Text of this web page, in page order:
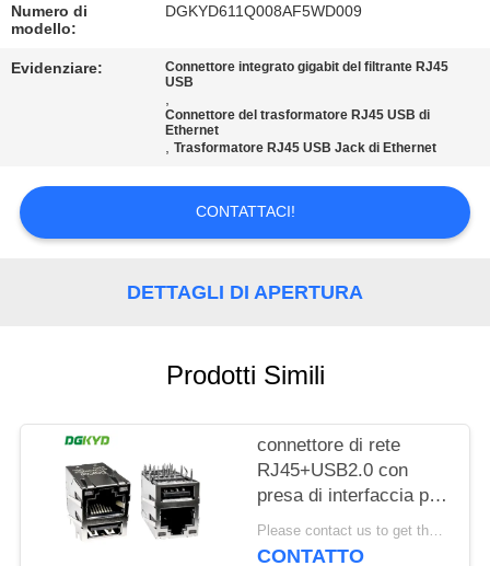
CONTATTICI
RICHIEDA
CITAZIONE
SITEMAP
Numero di
modello:
DGKYD611Q008AF5WD009
Evidenziare:
Connettore integrato gigabit del filtrante RJ45
USB
,
Connettore del trasformatore RJ45 USB di
Ethernet
,Trasformatore RJ45 USB Jack di Ethernet
CONTATTACI!
DETTAGLI DI APERTURA
Prodotti Simili
connettore di rete
RJ45+USB2.0 con
presa di interfaccia per
luce e schermatura
DGKYD611U2Q008DF5WD
Please contact us to get the latest price. MOQ:1 pezzo
CONTATTO